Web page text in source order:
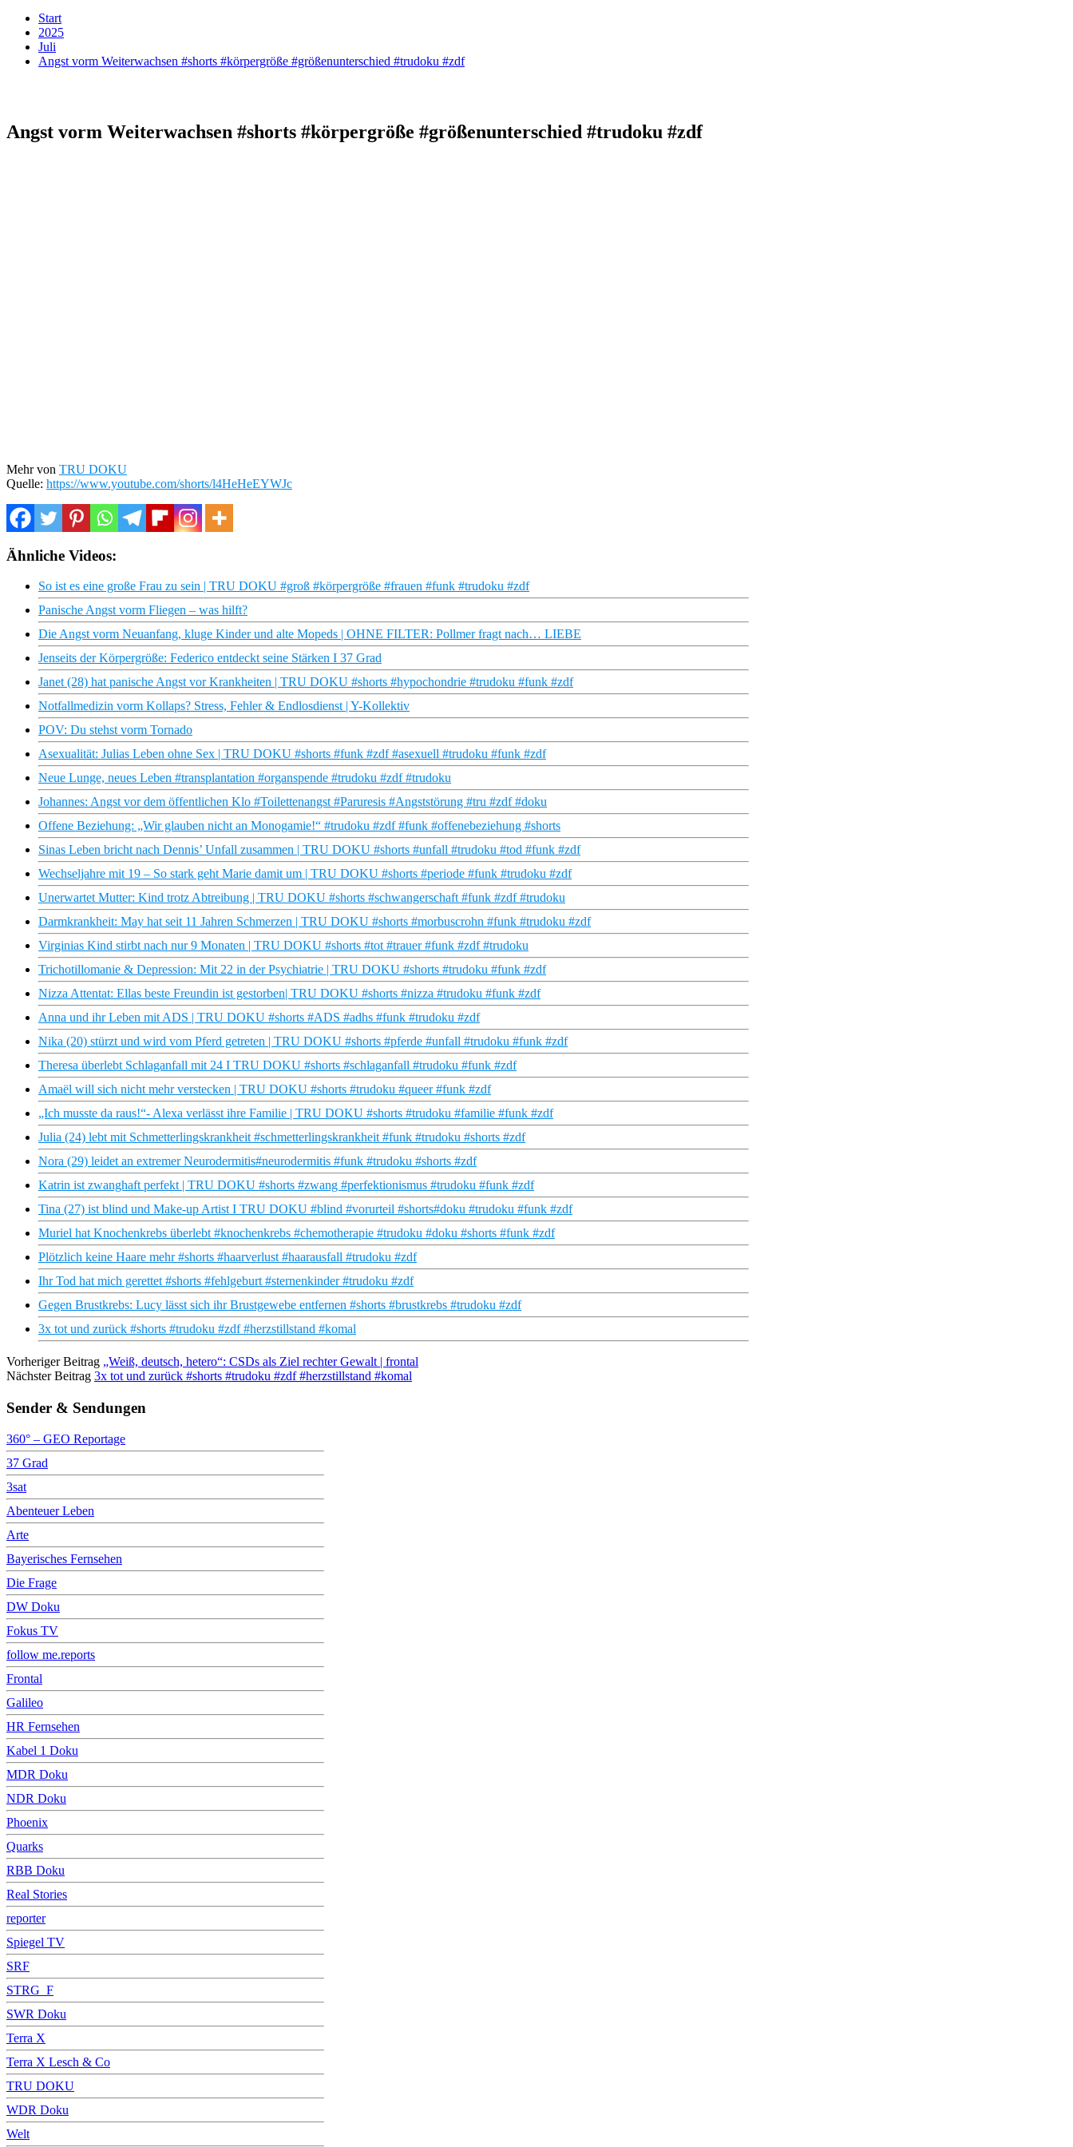
Start
2025
Juli
Angst vorm Weiterwachsen #shorts #körpergröße #größenunterschied #trudoku #zdf
Angst vorm Weiterwachsen #shorts #körpergröße #größenunterschied #trudoku #zdf
Mehr von TRU DOKU
Quelle: https://www.youtube.com/shorts/l4HeHeEYWJc
Ähnliche Videos:
So ist es eine große Frau zu sein | TRU DOKU #groß #körpergröße #frauen #funk #trudoku #zdf
Panische Angst vorm Fliegen – was hilft?
Die Angst vorm Neuanfang, kluge Kinder und alte Mopeds | OHNE FILTER: Pollmer fragt nach… LIEBE
Jenseits der Körpergröße: Federico entdeckt seine Stärken I 37 Grad
Janet (28) hat panische Angst vor Krankheiten | TRU DOKU #shorts #hypochondrie #trudoku #funk #zdf
Notfallmedizin vorm Kollaps? Stress, Fehler & Endlosdienst | Y-Kollektiv
POV: Du stehst vorm Tornado
Asexualität: Julias Leben ohne Sex | TRU DOKU #shorts #funk #zdf #asexuell #trudoku #funk #zdf
Neue Lunge, neues Leben #transplantation #organspende #trudoku #zdf #trudoku
Johannes: Angst vor dem öffentlichen Klo #Toilettenangst #Paruresis #Angststörung #tru #zdf #doku
Offene Beziehung: „Wir glauben nicht an Monogamie!“ #trudoku #zdf #funk #offenebeziehung #shorts
Sinas Leben bricht nach Dennis’ Unfall zusammen | TRU DOKU #shorts #unfall #trudoku #tod #funk #zdf
Wechseljahre mit 19 – So stark geht Marie damit um | TRU DOKU #shorts #periode #funk #trudoku #zdf
Unerwartet Mutter: Kind trotz Abtreibung | TRU DOKU #shorts #schwangerschaft #funk #zdf #trudoku
Darmkrankheit: May hat seit 11 Jahren Schmerzen | TRU DOKU #shorts #morbuscrohn #funk #trudoku #zdf
Virginias Kind stirbt nach nur 9 Monaten | TRU DOKU #shorts #tot #trauer #funk #zdf #trudoku
Trichotillomanie & Depression: Mit 22 in der Psychiatrie | TRU DOKU #shorts #trudoku #funk #zdf
Nizza Attentat: Ellas beste Freundin ist gestorben| TRU DOKU #shorts #nizza #trudoku #funk #zdf
Anna und ihr Leben mit ADS | TRU DOKU #shorts #ADS #adhs #funk #trudoku #zdf
Nika (20) stürzt und wird vom Pferd getreten | TRU DOKU #shorts #pferde #unfall #trudoku #funk #zdf
Theresa überlebt Schlaganfall mit 24 I TRU DOKU #shorts #schlaganfall #trudoku #funk #zdf
Amaël will sich nicht mehr verstecken | TRU DOKU #shorts #trudoku #queer #funk #zdf
„Ich musste da raus!“- Alexa verlässt ihre Familie | TRU DOKU #shorts #trudoku #familie #funk #zdf
Julia (24) lebt mit Schmetterlingskrankheit #schmetterlingskrankheit #funk #trudoku #shorts #zdf
Nora (29) leidet an extremer Neurodermitis#neurodermitis #funk #trudoku #shorts #zdf
Katrin ist zwanghaft perfekt | TRU DOKU #shorts #zwang #perfektionismus #trudoku #funk #zdf
Tina (27) ist blind und Make-up Artist I TRU DOKU #blind #vorurteil #shorts#doku #trudoku #funk #zdf
Muriel hat Knochenkrebs überlebt #knochenkrebs #chemotherapie #trudoku #doku #shorts #funk #zdf
Plötzlich keine Haare mehr #shorts #haarverlust #haarausfall #trudoku #zdf
Ihr Tod hat mich gerettet #shorts #fehlgeburt #sternenkinder #trudoku #zdf
Gegen Brustkrebs: Lucy lässt sich ihr Brustgewebe entfernen #shorts #brustkrebs #trudoku #zdf
3x tot und zurück #shorts #trudoku #zdf #herzstillstand #komal
Vorheriger Beitrag „Weiß, deutsch, hetero“: CSDs als Ziel rechter Gewalt | frontal
Nächster Beitrag 3x tot und zurück #shorts #trudoku #zdf #herzstillstand #komal
Sender & Sendungen
360° – GEO Reportage
37 Grad
3sat
Abenteuer Leben
Arte
Bayerisches Fernsehen
Die Frage
DW Doku
Fokus TV
follow me.reports
Frontal
Galileo
HR Fernsehen
Kabel 1 Doku
MDR Doku
NDR Doku
Phoenix
Quarks
RBB Doku
Real Stories
reporter
Spiegel TV
SRF
STRG_F
SWR Doku
Terra X
Terra X Lesch & Co
TRU DOKU
WDR Doku
Welt